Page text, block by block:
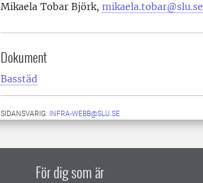
Mikaela Tobar Björk, mikaela.tobar@slu.se
Dokument
Basstäd
SIDANSVARIG: INFRA-WEBB@SLU.SE
För dig som är